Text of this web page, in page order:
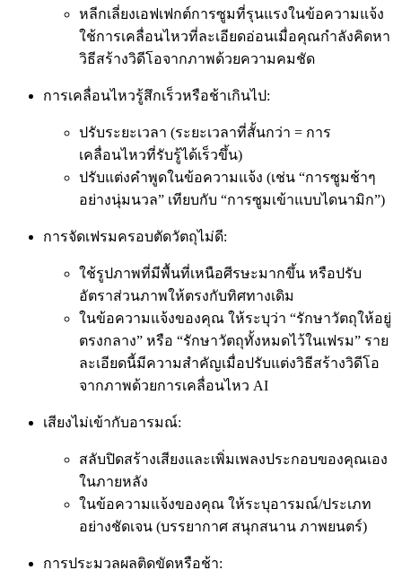
หลีกเลี่ยงเอฟเฟกต์การซูมที่รุนแรงในข้อความแจ้ง
ใช้การเคลื่อนไหวที่ละเอียดอ่อนเมื่อคุณกำลังคิดหา
วิธีสร้างวิดีโอจากภาพด้วยความคมชัด
การเคลื่อนไหวรู้สึกเร็วหรือช้าเกินไป:
ปรับระยะเวลา (ระยะเวลาที่สั้นกว่า = การ
เคลื่อนไหวที่รับรู้ได้เร็วขึ้น)
ปรับแต่งคำพูดในข้อความแจ้ง (เช่น “การซูมช้าๆ
อย่างนุ่มนวล” เทียบกับ “การซูมเข้าแบบไดนามิก”)
การจัดเฟรมครอบตัดวัตถุไม่ดี:
ใช้รูปภาพที่มีพื้นที่เหนือศีรษะมากขึ้น หรือปรับ
อัตราส่วนภาพให้ตรงกับทิศทางเดิม
ในข้อความแจ้งของคุณ ให้ระบุว่า “รักษาวัตถุให้อยู่
ตรงกลาง” หรือ “รักษาวัตถุทั้งหมดไว้ในเฟรม” ราย
ละเอียดนี้มีความสำคัญเมื่อปรับแต่งวิธีสร้างวิดีโอ
จากภาพด้วยการเคลื่อนไหว AI
เสียงไม่เข้ากับอารมณ์:
สลับปิดสร้างเสียงและเพิ่มเพลงประกอบของคุณเอง
ในภายหลัง
ในข้อความแจ้งของคุณ ให้ระบุอารมณ์/ประเภท
อย่างชัดเจน (บรรยากาศ สนุกสนาน ภาพยนตร์)
การประมวลผลติดขัดหรือช้า: